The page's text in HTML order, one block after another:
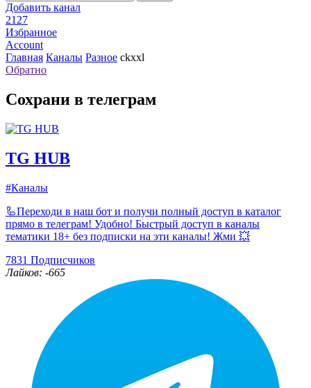
Добавить канал
2127
Избранное
Account
Главная Каналы Разное ckxxl
Обратно
Сохрани в телеграм
TG HUB
#Каналы
🦾Переходи в наш бот и получи полный доступ в каталог
прямо в телеграм! Удобно! Быстрый доступ в каналы
тематики 18+ без подписки на эти каналы! Жми 💥
7831 Подписчиков
Лайков: -665